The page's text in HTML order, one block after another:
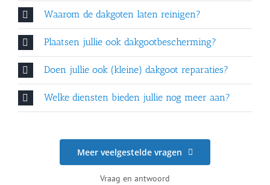
Waarom de dakgoten laten reinigen?
Plaatsen jullie ook dakgootbescherming?
Doen jullie ook (kleine) dakgoot reparaties?
Welke diensten bieden jullie nog meer aan?
Meer veelgestelde vragen
Vraag en antwoord